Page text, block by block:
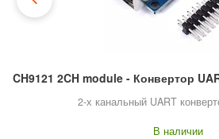
CH9121 2CH module - Конвертор
2-х канальный UART
В наличии